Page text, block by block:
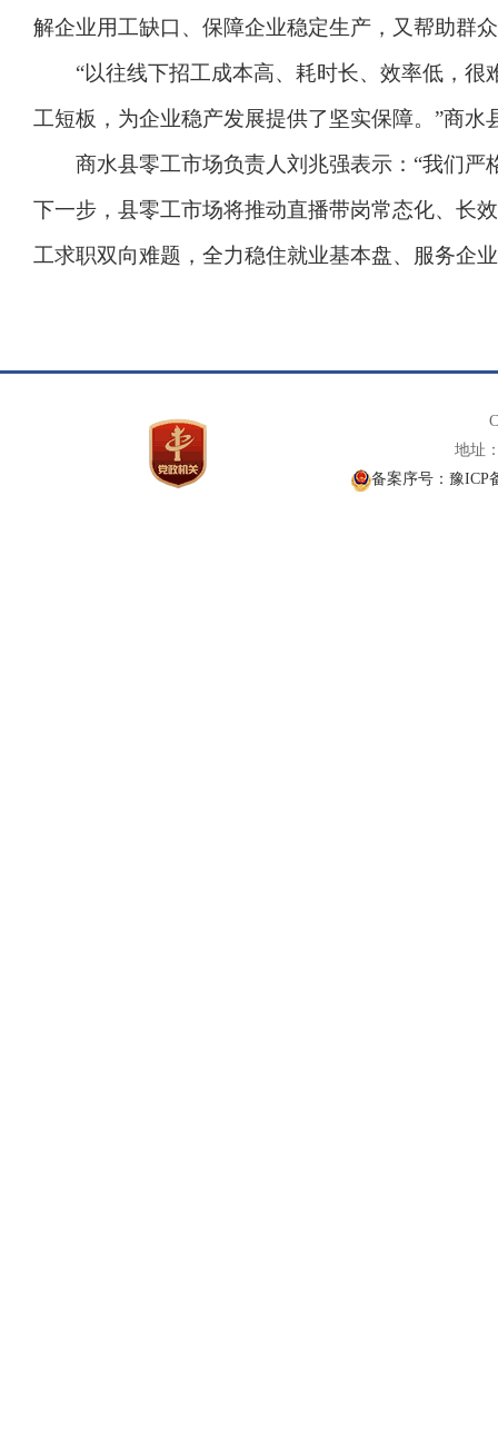
解企业用工缺口、保障企业稳定生产，又帮助群
“以往线下招工成本高、耗时长、效率低，很
工短板，为企业稳产发展提供了坚实保障。”商
商水县零工市场负责人刘兆强表示：“我们严
下一步，县零工市场将推动直播带岗常态化、长
工求职双向难题，全力稳住就业基本盘、服务企
地址
备案序号：豫ICP